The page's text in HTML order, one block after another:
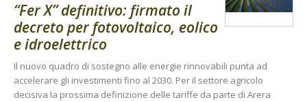
“Fer X” definitivo: firmato il
decreto per fotovoltaico, eolico
e idroelettrico
Il nuovo quadro di sostegno alle energie rinnovabili punta ad
accelerare gli investimenti fino al 2030. Per il settore agricolo
decisiva la prossima definizione delle tariffe da parte di Arera